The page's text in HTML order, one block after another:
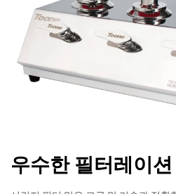
우수한 필터레이